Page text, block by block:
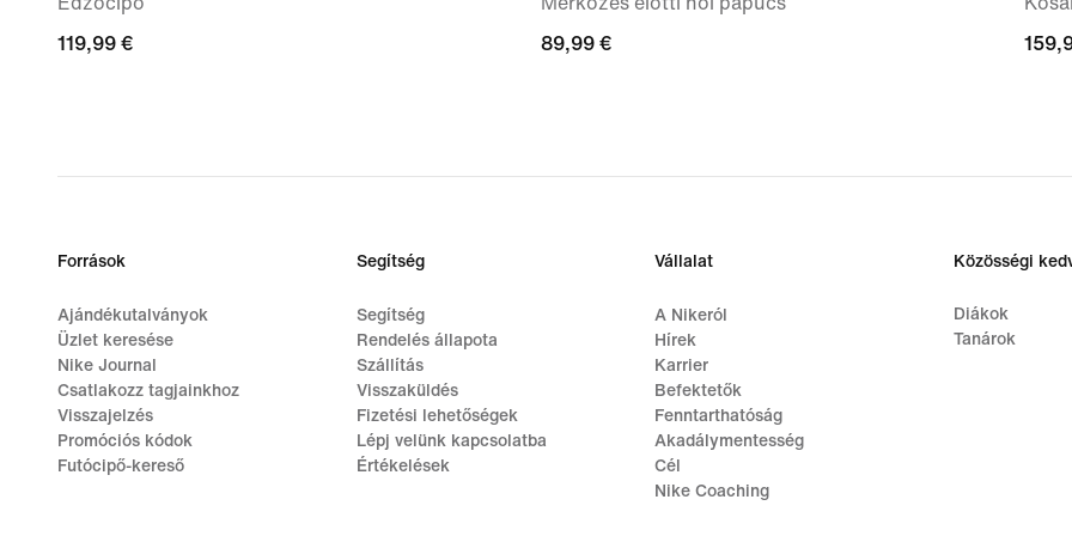
119,99
119,99 €
89,99
89,99 €
Források
Ajándékutalványok
Üzlet keresése
Nike Journal
Csatlakozz tagjainkhoz
Visszajelzés
Promóciós kódok
Futócipő-kereső
Segítség
Segítség
Rendelés állapota
Szállítás
Visszaküldés
Fizetési lehetőségek
Lépj velünk kapcsolatba
Értékelések
Vállalat
A Nikeról
Hírek
Karrier
Befektetők
Fenntarthatóság
Akadálymentesség
Cél
Nike Coaching
Közösségi
Diákok
Tanárok